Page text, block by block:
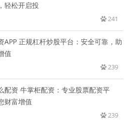
轻松开启投
241
APP 正规杠杆炒股平台：安全可靠，助
值
239
配资 牛掌柜配资：专业股票配资平
财富增值
239